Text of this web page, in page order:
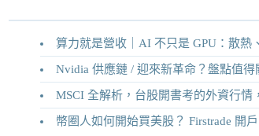
算力就是營收｜AI 不只是 GPU：散熱、電力、機械結構與
Nvidia 供應鏈 / 迎來新革命？盤點值得關注的二十家供
MSCI 全解析，台股開書考的外資行情，下次調整你準備
幣圈人如何開始買美股？ Firstrade 開戶、美股交易機